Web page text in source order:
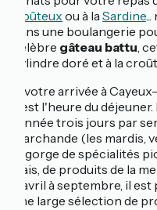
Goûteux ou à laSardine
dans une boulangerie
célèbre gâteau battu,
cylindre doré et à la
À votre arrivée à
c'est l'heure du
l'année trois jours par
Marchande (les mardis,
regorge de spécialités
frais, de produits de la
d'avril à septembre, il
une large sélection de